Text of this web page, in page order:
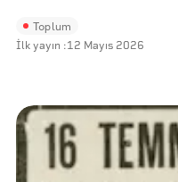
Toplum
İlk yayın :12 Mayıs 2026